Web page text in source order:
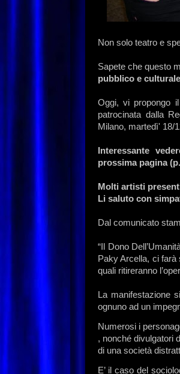
Non solo teatro e
Sapete che questo
pubblico e
Oggi, vi propongo
patrocinata dalla
Milano, martedì' 18/
Interessante
prossima pagina
Molti artisti
Li saluto con
Dal comunicato
“Il Dono
Paky Arcella, ci farà
quali ritireranno
La manifestazione
ognuno ad un
Numerosi i
, nonché divulgatori
di una società
E’ il caso del